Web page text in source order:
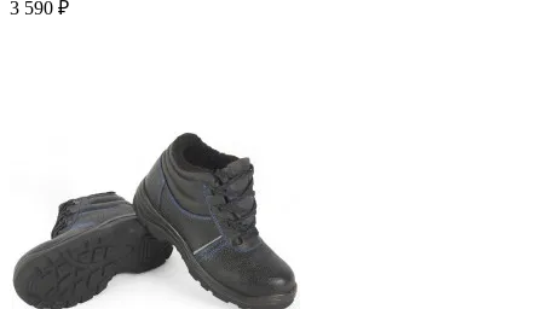
3 590 ₽